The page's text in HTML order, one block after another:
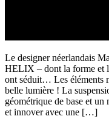
Le designer néerlandais
HELIX – dont la forme et
ont séduit… Les éléments
belle lumière ! La
géométrique de base et
et innover avec une […]